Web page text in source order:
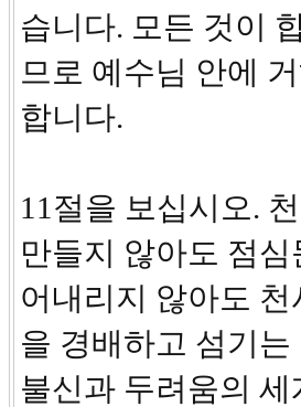
습니다. 모든 것이
므로 예수님 안에
합니다.
11절을 보십시오.
만들지 않아도 점
어내리지 않아도
을 경배하고 섬기
불신과 두려움의